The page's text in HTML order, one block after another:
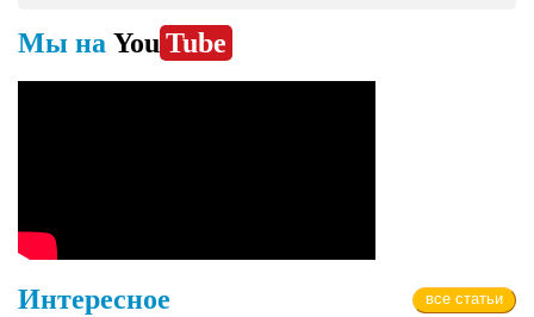
Мы на You Tube
все статьи
Интересное